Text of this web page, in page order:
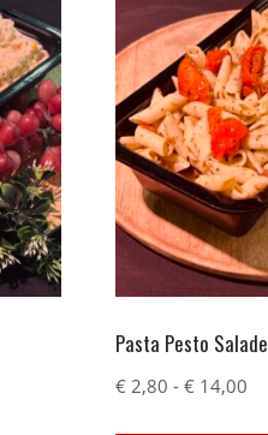
Pasta Pesto Salade
€2,80 - €14,00